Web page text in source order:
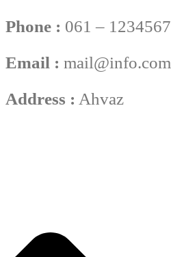
Phone : 061 – 1234567
Email : mail@info.com
Address : Ahvaz